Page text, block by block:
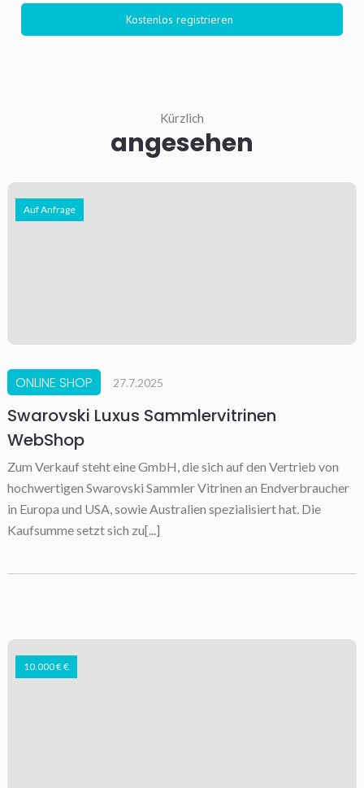
Kürzlich
angesehen
Auf Anfrage
ONLINE SHOP 27.7.2025
Swarovski Luxus Sammlervitrinen
WebShop
Zum Verkauf steht eine GmbH, die sich auf den Vertrieb von
hochwertigen Swarovski Sammler Vitrinen an Endverbraucher
in Europa und USA, sowie Australien spezialisiert hat. Die
Kaufsumme setzt sich zu[...]
10.000 € €